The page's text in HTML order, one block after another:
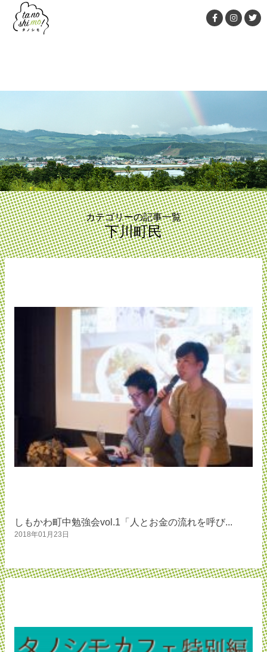
カテゴリーの記事一覧
下川町民
しもかわ町中勉強会vol.1「人とお金の流れを呼び...
2018年01月23日